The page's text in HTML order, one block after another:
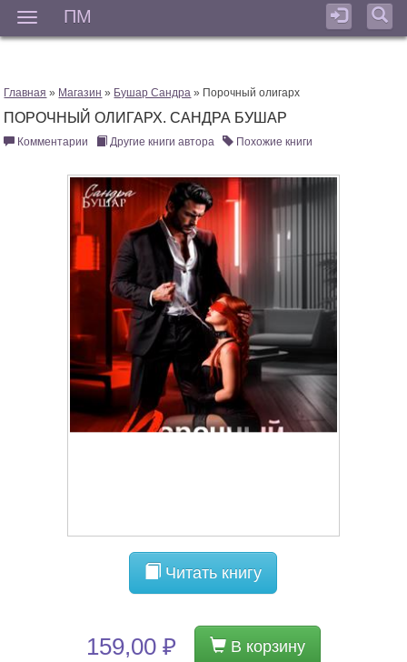
ПМ
Главная » Магазин » Бушар Сандра » Порочный олигарх
ПОРОЧНЫЙ ОЛИГАРХ. САНДРА БУШАР
Комментарии Другие книги автора Похожие книги
Читать книгу
159,00 ₽ В корзину